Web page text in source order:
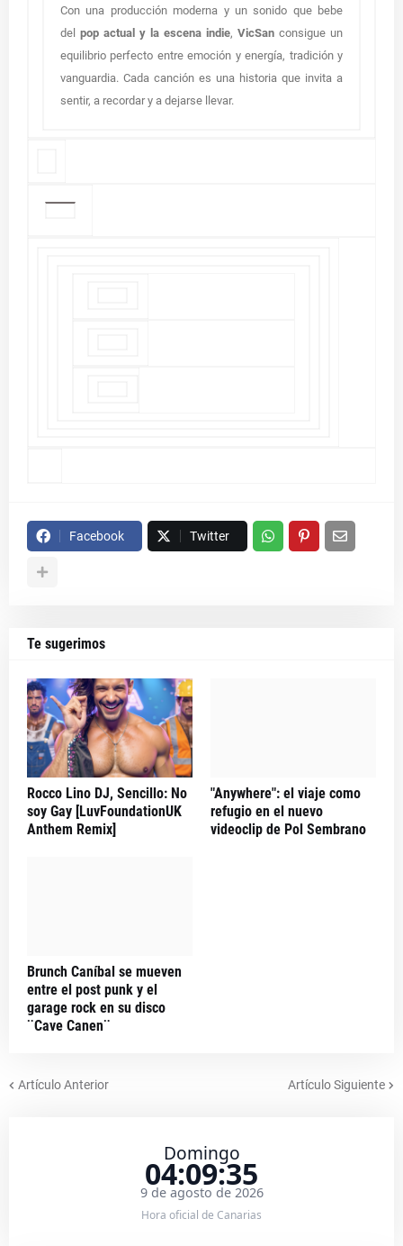
Con una producción moderna y un sonido que bebe
del pop actual y la escena indie, VicSan consigue un
equilibrio perfecto entre emoción y energía, tradición y
vanguardia. Cada canción es una historia que invita a
sentir, a recordar y a dejarse llevar.
Facebook Twitter
Te sugerimos
Rocco Lino DJ, Sencillo: No
soy Gay [LuvFoundationUK
Anthem Remix]
"Anywhere": el viaje como
refugio en el nuevo
videoclip de Pol Sembrano
Brunch Caníbal se mueven
entre el post punk y el
garage rock en su disco
¨Cave Canen¨
Artículo Anterior Artículo Siguiente
Domingo
04:09:35
9 de agosto de 2026
Hora oficial de Canarias